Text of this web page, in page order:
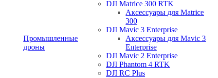
Промышленные
дроны
DJI Matrice 300 RTK
Аксессуары для Matrice
300
DJI Mavic 3 Enterprise
Аксессуары для Mavic 3
Enterprise
DJI Mavic 2 Enterprise
DJI Phantom 4 RTK
DJI RC Plus